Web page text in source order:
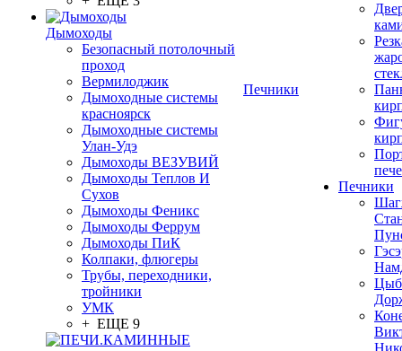
Дымоходы
Безопасный потолочный
проход
Вермилоджик
Дымоходные системы
красноярск
Дымоходные системы
Улан-Удэ
Дымоходы ВЕЗУВИЙ
Дымоходы Теплов И
Сухов
Дымоходы Феникс
Дымоходы Феррум
Дымоходы ПиК
Колпаки, флюгеры
Трубы, переходники,
тройники
УМК
+ ЕЩЕ 9
Печники
Печники